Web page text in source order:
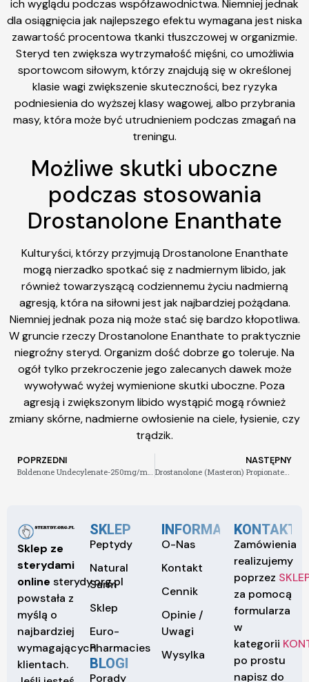
ich wyglądu podczas współzawodnictwa. Niemniej jednak
dla osiągnięcia jak najlepszego efektu wymagana jest niska
zawartość procentowa tkanki tłuszczowej w organizmie.
Steryd ten zwiększa wytrzymałość mięśni, co umożliwia
sportowcom siłowym, którzy znajdują się w określonej
klasie wagi zwiększenie skuteczności, bez ryzyka
podniesienia do wyższej klasy wagowej, albo przybrania
masy, która może być utrudnieniem podczas zmagań na
treningu.
Możliwe skutki uboczne
podczas stosowania
Drostanolone Enanthate
Kulturyści, którzy przyjmują Drostanolone Enanthate
mogą nierzadko spotkać się z nadmiernym libido, jak
również towarzyszącą codziennemu życiu nadmierną
agresją, która na siłowni jest jak najbardziej pożądana.
Niemniej jednak poza nią może stać się bardzo kłopotliwa.
W gruncie rzeczy Drostanolone Enanthate to praktycznie
niegroźny steryd. Organizm dość dobrze go toleruje. Na
ogół tylko przekroczenie jego zalecanych dawek może
wywoływać wyżej wymienione skutki uboczne. Poza
agresją i zwiększonym libido wystąpić mogą również
zmiany skórne, nadmierne owłosienie na ciele, łysienie, czy
trądzik.
POPRZEDNI NASTĘPNY
Drostanolone (Masteron) Propionate-100mg/ml 10ml vial-170zł
Sklep ze
sterydami
online sterydy.org.pl
powstała z
myślą o
najbardziej
wymagających
klientach.
SKLEP
Peptydy
Natural
Sarm
Sklep
Euro-
Pharmacies
BLOGI
Porady
INFORMACJE
O-Nas
Kontakt
Cennik
Opinie /
Uwagi
Wysylka
KONTAKT
Zamówienia
realizujemy
poprzez
za pomocą
formularza
w
kategorii
po prostu
napisz do